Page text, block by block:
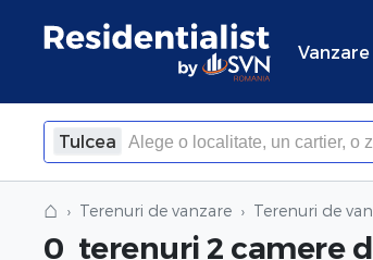
Vanzare
Tulcea
⌂ Terenuri de vanzare Terenuri de
0 terenuri 2 camere